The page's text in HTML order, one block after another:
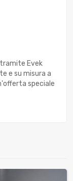
Evek
e su misura a
speciale